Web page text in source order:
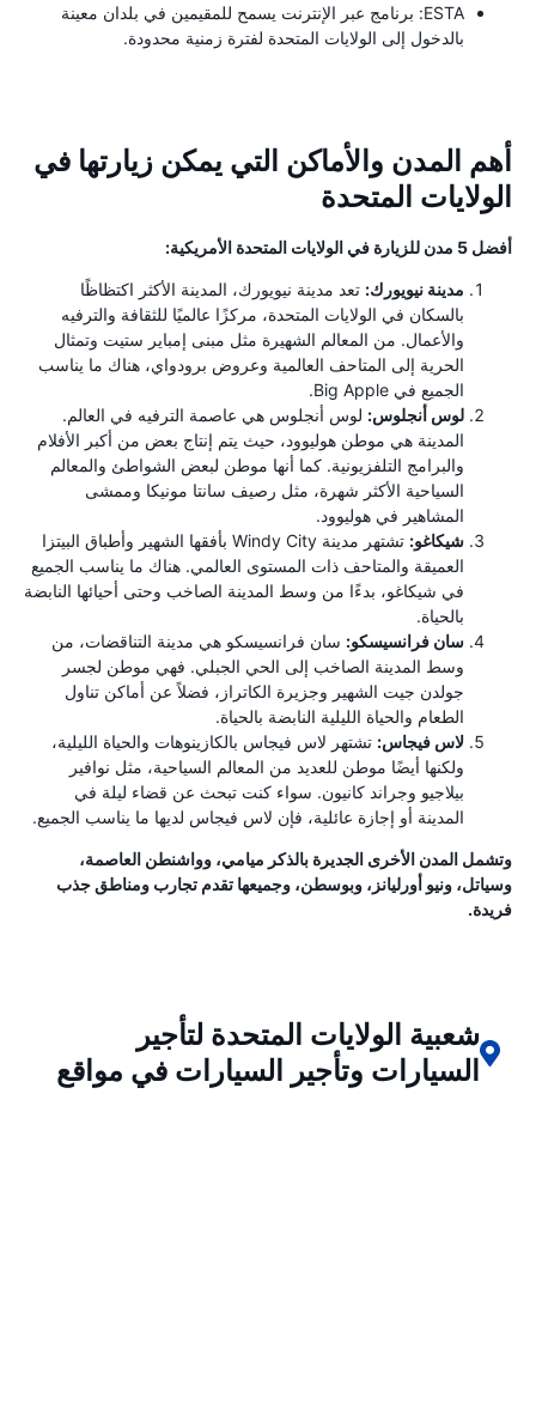
ESTA: برنامج عبر الإنترنت يسمح للمقيمين في بلدان معينة
بالدخول إلى الولايات المتحدة لفترة زمنية محدودة.
أهم المدن والأماكن التي يمكن زيارتها في
الولايات المتحدة
أفضل 5 مدن للزيارة في الولايات المتحدة الأمريكية:
مدينة نيويورك: تعد مدينة نيويورك، المدينة الأكثر اكتظاظًا
بالسكان في الولايات المتحدة، مركزًا عالميًا للثقافة والترفيه
والأعمال. من المعالم الشهيرة مثل مبنى إمباير ستيت وتمثال
الحرية إلى المتاحف العالمية وعروض برودواي، هناك ما يناسب
الجميع في Big Apple.
لوس أنجلوس: لوس أنجلوس هي عاصمة الترفيه في العالم.
المدينة هي موطن هوليوود، حيث يتم إنتاج بعض من أكبر الأفلام
والبرامج التلفزيونية. كما أنها موطن لبعض الشواطئ والمعالم
السياحية الأكثر شهرة، مثل رصيف سانتا مونيكا وممشى
المشاهير في هوليوود.
شيكاغو:
تشتهر مدينة Windy City بأفقها الشهير وأطباق البيتزا
العميقة والمتاحف ذات المستوى العالمي. هناك ما يناسب الجميع
في شيكاغو، بدءًا من وسط المدينة الصاخب وحتى أحيائها النابضة
بالحياة.
سان فرانسيسكو: سان فرانسيسكو هي مدينة التناقضات، من
وسط المدينة الصاخب إلى الحي الجبلي. فهي موطن لجسر
جولدن جيت الشهير وجزيرة الكاتراز، فضلاً عن أماكن تناول
الطعام والحياة الليلية النابضة بالحياة.
لاس فيجاس: تشتهر لاس فيجاس بالكازينوهات والحياة الليلية،
ولكنها أيضًا موطن للعديد من المعالم السياحية، مثل نوافير
بيلاجيو وجراند كانيون. سواء كنت تبحث عن قضاء ليلة في
المدينة أو إجازة عائلية، فإن لاس فيجاس لديها ما يناسب الجميع.
وتشمل المدن الأخرى الجديرة بالذكر ميامي، وواشنطن العاصمة،
وسياتل، ونيو أورليانز، وبوسطن، وجميعها تقدم تجارب ومناطق جذب
فريدة.
شعبية الولايات المتحدة لتأجير
السيارات وتأجير السيارات في مواقع